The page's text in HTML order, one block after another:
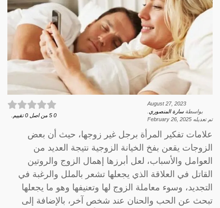
August 27, 2023
بواسطةسارة المنصوري
تم تعديله February 26, 2025
0
5 من اصل 0 تقييم.
علامات تفكير المرأة برجل غير زوجها، حيث أن بعض
الزوجات يقعن بفخ الخيانة الزوجية نتيجة العديد من
العوامل والأسباب، لعل أبرزها إهمال الزوج والروتين
القاتل في العلاقة الذي يجعلها تشعر بالملل والرغبة في
التجديد، وسوء معاملة الزوج لها وتعنيفها وهو ما يجعلها
تبحث عن الحب والحنان عند شخص آخر، بالإضافة إلى